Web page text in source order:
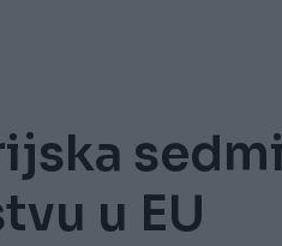
u EU